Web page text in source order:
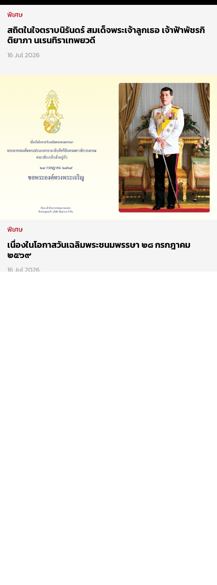
พิเศษ
สถิตในใจตราบนิรันดร์ สมเด็จพระเจ้าลูกเธอ เจ้าฟ้าพัชรกิ
ติยาภา นเรนทิราเทพยวดี
16 Jul 2026
พิเศษ
เนื่องในโอกาสวันเฉลิมพระชนมพรรษา ๒๘ กรกฎาคม
๒๕๖๙
16 Jul 2026